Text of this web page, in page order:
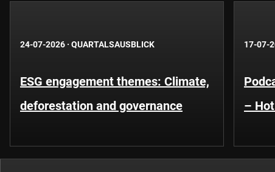
24-07-2026 · QUARTALSAUSBLICK
ESG engagement themes: Climate,
deforestation and governance
17-07-
–